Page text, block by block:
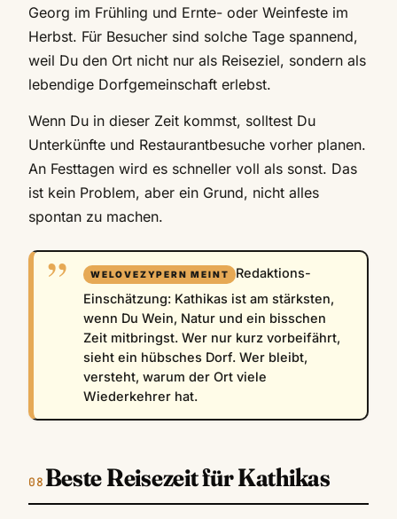
Georg im Frühling und Ernte- oder Weinfeste im
Herbst. Für Besucher sind solche Tage spannend,
weil Du den Ort nicht nur als Reiseziel, sondern als
lebendige Dorfgemeinschaft erlebst.
Wenn Du in dieser Zeit kommst, solltest Du
Unterkünfte und Restaurantbesuche vorher planen.
An Festtagen wird es schneller voll als sonst. Das
ist kein Problem, aber ein Grund, nicht alles
spontan zu machen.
Redaktions-
Einschätzung: Kathikas ist am stärksten,
wenn Du Wein, Natur und ein bisschen
Zeit mitbringst. Wer nur kurz vorbeifährt,
sieht ein hübsches Dorf. Wer bleibt,
versteht, warum der Ort viele
Wiederkehrer hat.
Beste Reisezeit für Kathikas